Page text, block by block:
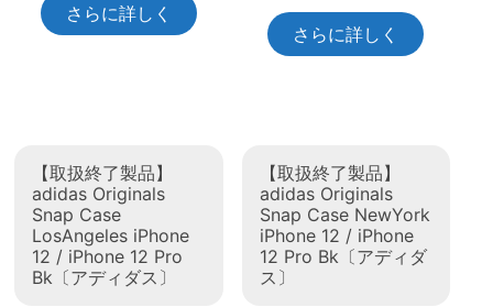
さらに詳しく
さらに詳しく
【取扱終了製品】
adidas Originals
Snap Case
LosAngeles iPhone
12 / iPhone 12 Pro
Bk〔アディダス〕
【取扱終了製品】
adidas Originals
Snap Case NewYork
iPhone 12 / iPhone
12 Pro Bk〔アディダ
ス〕